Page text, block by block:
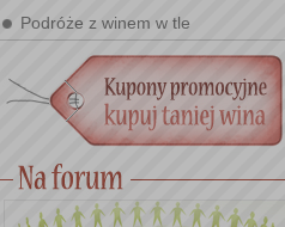
Podróże z winem w tle